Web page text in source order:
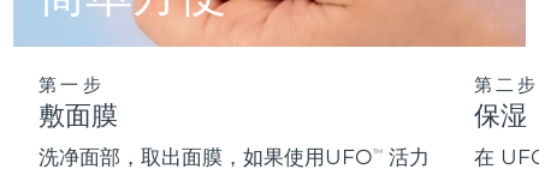
第一步
敷面膜
洗净面部，取出面膜，如果使用UFOTM
活力
第二步
保湿
在